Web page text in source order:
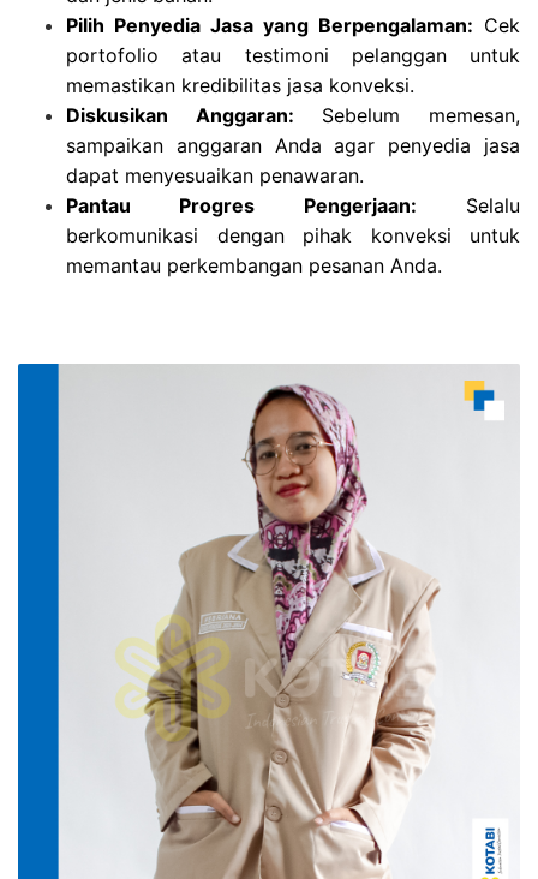
Pilih Penyedia Jasa yang Berpengalaman: Cek
portofolio atau testimoni pelanggan untuk
memastikan kredibilitas jasa konveksi.
Diskusikan Anggaran: Sebelum memesan,
sampaikan anggaran Anda agar penyedia jasa
dapat menyesuaikan penawaran.
Pantau Progres Pengerjaan: Selalu
berkomunikasi dengan pihak konveksi untuk
memantau perkembangan pesanan Anda.